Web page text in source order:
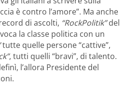
è contro l’amore”. Ma anche
di ascolti, “RockPolitik”del
la classe politica con un
tutte quelle persone “cattive”,
, tutti quelli “bravi”, di talento.
l’allora Presidente del